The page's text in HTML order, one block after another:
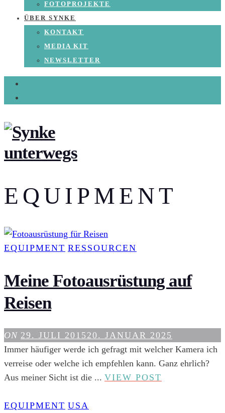
FOTOPROJEKTE
ÜBER SYNKE
KONTAKT
MEDIA KIT
NEWSLETTER
EQUIPMENT
EQUIPMENT RESSOURCEN
Meine Fotoausrüstung auf
Reisen
ON 29. JULI 2015 20. JANUAR 2025
Immer häufiger werde ich gefragt mit welcher Kamera ich
verreise oder welche ich empfehlen kann. Ganz ehrlich?
Aus meiner Sicht ist die ... VIEW POST
EQUIPMENT USA